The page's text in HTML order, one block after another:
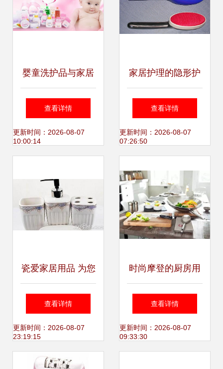
婴童洗护品与家居
护理用品OEM代工
厂全攻略 选择、合
查看详情
更新时间：2026-08-07
10:00:14
家居护理的隐形护
盾 面料衣刷与静电
刷的日常奇用
查看详情
更新时间：2026-08-07
07:26:50
瓷爱家居用品 为您
的家，带去一份深
情关爱
查看详情
更新时间：2026-08-07
23:19:15
时尚摩登的厨房用
具，就在佛罗伦萨
小镇 点亮家居护理
查看详情
更新时间：2026-08-07
09:33:30